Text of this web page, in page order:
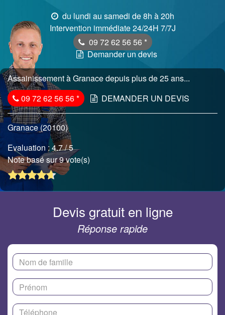
du lundi au samedi de 8h à 20h
Intervention immédiate 24/24H 7/7J
09 72 62 56 56 *
Demander un devis
Assainissement à Granace depuis plus de 25 ans...
09 72 62 56 56* DEMANDER UN DEVIS
Granace (20100)
Evaluation :4.7/ 5
Note basé sur 9 vote(s)
Devis gratuit en ligne
Réponse rapide